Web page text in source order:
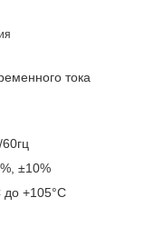
тока
±10%
до +105°С